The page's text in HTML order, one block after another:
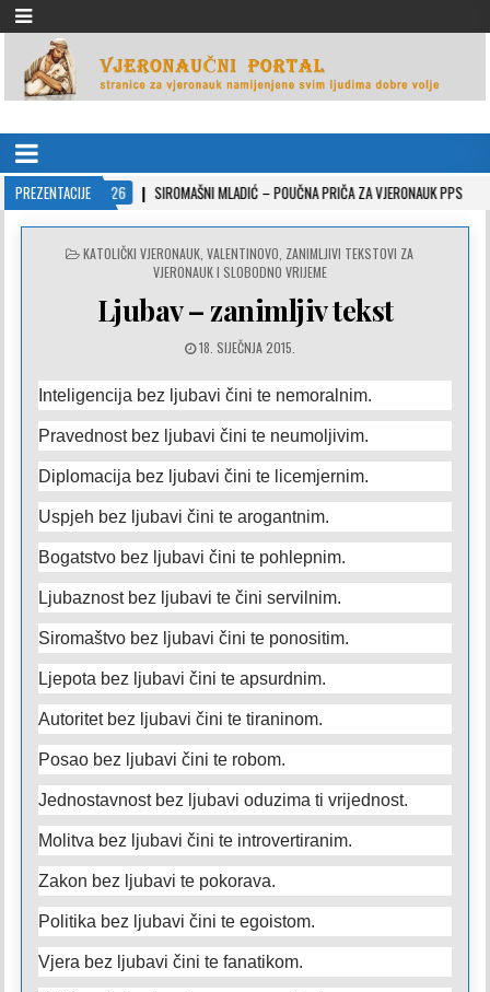
VJERONAUČNI PORTAL
PREZENTACIJE
2022-10-26 SIROMAŠNI MLADIĆ – POUČNA PRIČA ZA VJERONAUK PPS
POSTED
KATOLIČKI VJERONAUK VALENTINOVO ZANIMLJIVI TEKSTOVI ZA
VJERONAUK I SLOBODNO VRIJEME
Ljubav – zanimljiv tekst
18. SIJEČNJA 2015.
Inteligencija bez ljubavi čini te nemoralnim.
Pravednost bez ljubavi čini te neumoljivim.
Diplomacija bez ljubavi čini te licemjernim.
Uspjeh bez ljubavi čini te arogantnim.
Bogatstvo bez ljubavi čini te pohlepnim.
Ljubaznost bez ljubavi te čini servilnim.
Siromaštvo bez ljubavi čini te ponositim.
Ljepota bez ljubavi čini te apsurdnim.
Autoritet bez ljubavi čini te tiraninom.
Posao bez ljubavi čini te robom.
Jednostavnost bez ljubavi oduzima ti vrijednost.
Molitva bez ljubavi čini te introvertiranim.
Zakon bez ljubavi te pokorava.
Politika bez ljubavi čini te egoistom.
Vjera bez ljubavi čini te fanatikom.